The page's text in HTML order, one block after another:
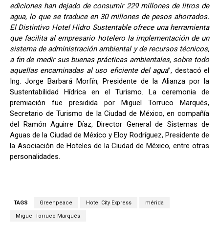
ediciones han dejado de consumir 229 millones de litros de
agua, lo que se traduce en 30 millones de pesos ahorrados.
El Distintivo Hotel Hidro Sustentable ofrece una herramienta
que facilita al empresario hotelero la implementación de un
sistema de administración ambiental y de recursos técnicos,
a fin de medir sus buenas prácticas ambientales, sobre todo
aquellas encaminadas al uso eficiente del agua”, destacó el
Ing. Jorge Barbará Morfín, Presidente de la Alianza por la
Sustentabilidad Hídrica en el Turismo. La ceremonia de
premiación fue presidida por Miguel Torruco Marqués,
Secretario de Turismo de la Ciudad de México, en compañía
del Ramón Aguirre Díaz, Director General de Sistemas de
Aguas de la Ciudad de México y Eloy Rodríguez, Presidente de
la Asociación de Hoteles de la Ciudad de México, entre otras
personalidades.
TAGS Greenpeace Hotel City Express mérida
Miguel Torruco Marqués